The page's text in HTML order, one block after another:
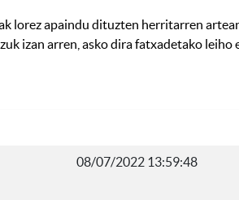
lorez apaindu dituzten herritarren
izan arren, asko dira fatxadetako
08/07/2022 13:59:48